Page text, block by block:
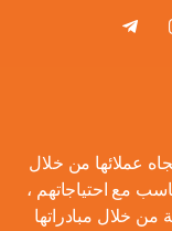
عملائها من خلال
مع احتياجاتهم ،
من خلال مبادراتها